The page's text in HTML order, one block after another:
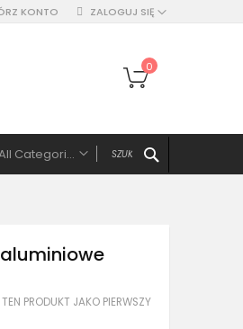
ZALOGUJ SIĘ
KONTO
Mój koszyk
0
All Categories
Drzwi pojedyńcze aluminiowe
aluminiowe
PRODUKT JAKO PIERWSZY